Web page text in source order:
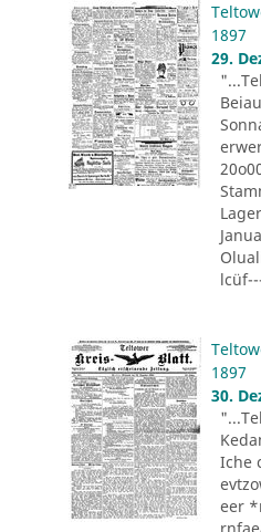
1897
29.
1897
30.
Iche
eer